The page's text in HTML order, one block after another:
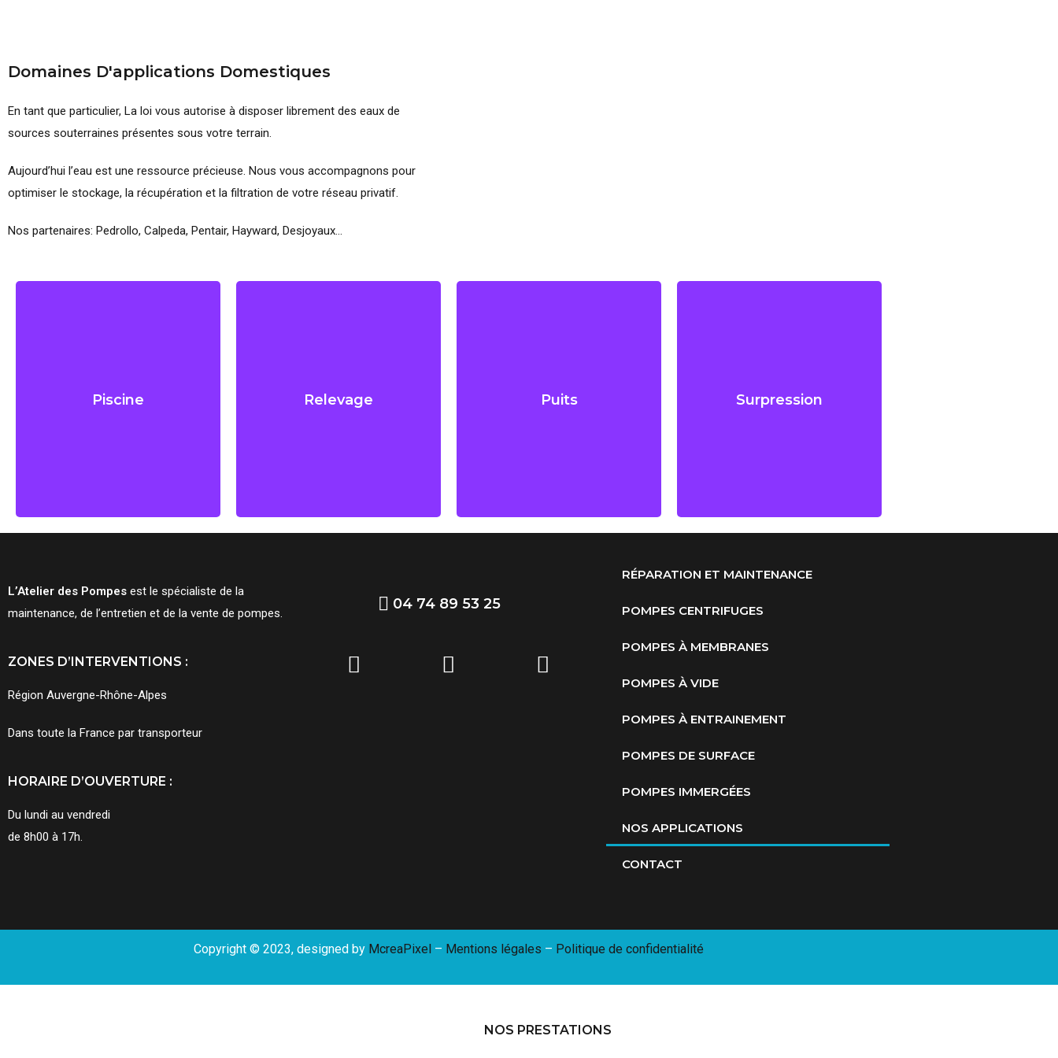
Domaines D'applications Domestiques
En tant que particulier, La loi vous autorise à disposer librement des eaux de
sources souterraines présentes sous votre terrain.
Aujourd’hui l’eau est une ressource précieuse. Nous vous accompagnons pour
optimiser le stockage, la récupération et la filtration de votre réseau privatif.
Nos partenaires: Pedrollo, Calpeda, Pentair, Hayward, Desjoyaux…
Piscine Relevage Puits
Puits
Surpression
Réservoir diaphragme ou
L’Atelier des Pompes est le spécialiste de la
maintenance, de l’entretien et de la vente de pompes.
ZONES D’INTERVENTIONS :
Région Auvergne-Rhône-Alpes
Dans toute la France par transporteur
HORAIRE D’OUVERTURE :
Du lundi au vendredi
de 8h00 à 17h.
04 74 89 53 25
RÉPARATION ET MAINTENANCE
POMPES CENTRIFUGES
POMPES À MEMBRANES
POMPES À VIDE
POMPES À ENTRAINEMENT
POMPES DE SURFACE
POMPES IMMERGÉES
NOS APPLICATIONS
CONTACT
Copyright © 2023, designed by McreaPixel – Mentions légales – Politique de confidentialité
NOS PRESTATIONS